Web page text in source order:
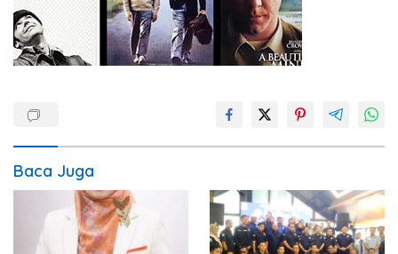
Baca Juga